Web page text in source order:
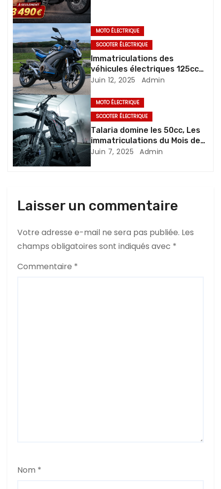
t
i
o
n
d
e
l
’
r
c
MOTO ÉLECTRIQUE
SCOOTER ÉLECTRIQUE
Immatriculations des
véhicules électriques 125cc
en mai 2025
Juin 12, 2025 Admin
MOTO ÉLECTRIQUE
SCOOTER ÉLECTRIQUE
Talaria domine les 50cc, Les
immatriculations du Mois de
Mai 2025
Juin 7, 2025 Admin
Laisser un commentaire
Votre adresse e-mail ne sera pas publiée. Les
champs obligatoires sont indiqués avec *
Commentaire *
Nom *